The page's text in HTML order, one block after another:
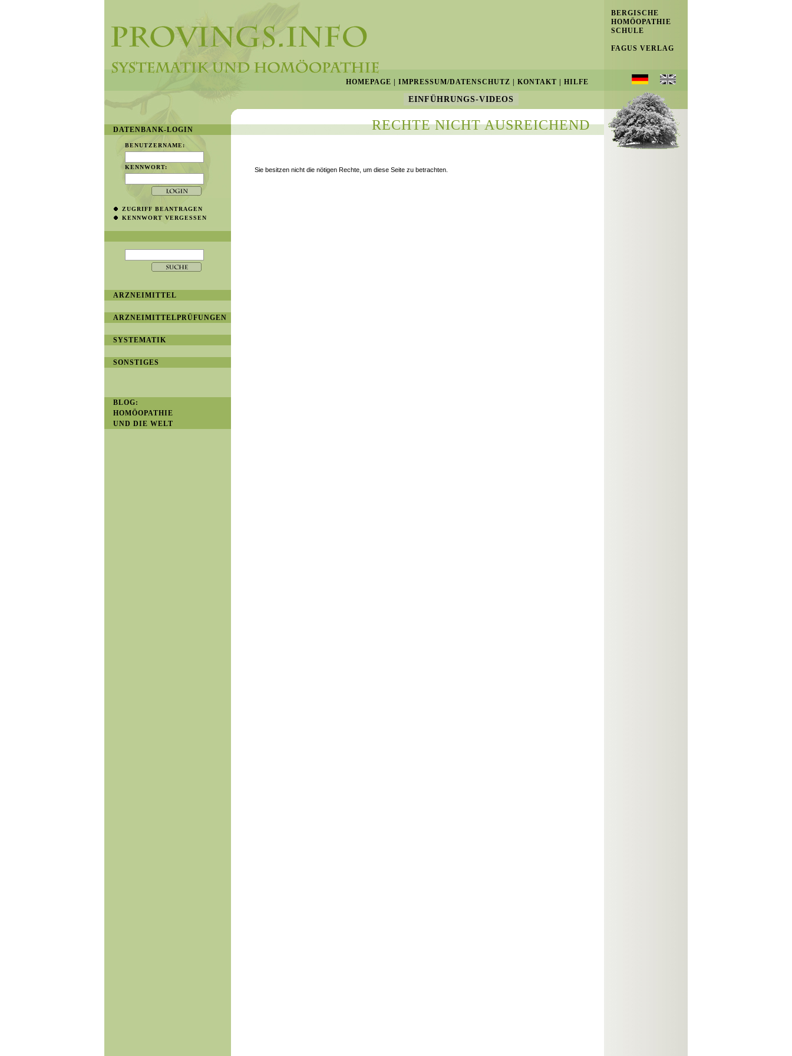
EINFÜHRUNGS-VIDEOS
BERGISCHE
HOMÖOPATHIE
SCHULE
FAGUS VERLAG
HOMEPAGE IMPRESSUM/DATENSCHUTZ KONTAKT HILFE
RECHTE NICHT AUSREICHEND
Sie besitzen nicht die nötigen Rechte, um diese Seite zu betrachten.
DATENBANK-LOGIN
BENUTZERNAME:
KENNWORT:
ZUGRIFF BEANTRAGEN
KENNWORT VERGESSEN
ARZNEIMITTEL
ARZNEIMITTELPRÜFUNGEN
SYSTEMATIK
SONSTIGES
BLOG:
HOMÖOPATHIE
UND DIE WELT